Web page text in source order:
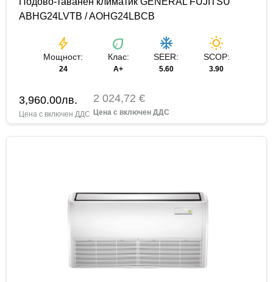
ABHG24LVTB / AOHG24LBCB
bolt
Мощност:
24
eco
Клас:
А+
ac_unit
SEER:
5.60
wb_sunny
SCOP:
3.90
3,960.00лв. 2 024,72 €